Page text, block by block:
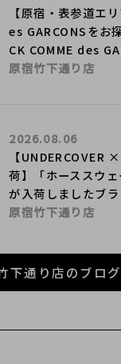
【原宿・表参道エ
es GARCONSをお
CK COMME des
原宿竹下通り店
【UNDERCOVER
荷】「ホーススウェ
が入荷しましたブ
2026.08.06
原宿竹下通り店
下通り店のブロ